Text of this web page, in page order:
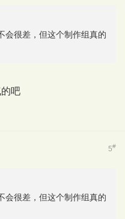
会很差，但这个制作组真的
吧
5#
会很差，但这个制作组真的